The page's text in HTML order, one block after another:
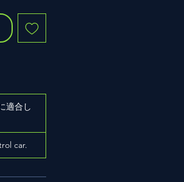
適合し
car.